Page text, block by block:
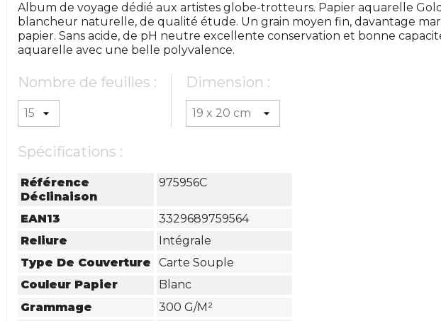
Album de voyage dédié aux artistes globe-trotteurs. Papier aquarelle
blancheur naturelle, de qualité étude. Un grain moyen fin, davantage
papier. Sans acide, de pH neutre excellente conservation et bonne
aquarelle avec une belle polyvalence.
Nombre de feuilles : Dimension :
Spécifications :
Référence
Déclinaison
975956C
EAN13
3329689759564
Reliure
Intégrale
Type De Couverture
Carte Souple
Couleur Papier
Blanc
Grammage
300 G/m²